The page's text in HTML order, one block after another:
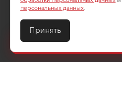
О КОМПАНИИ
ТЕХПОДДЕРЖКА
персональных данных.
Принять